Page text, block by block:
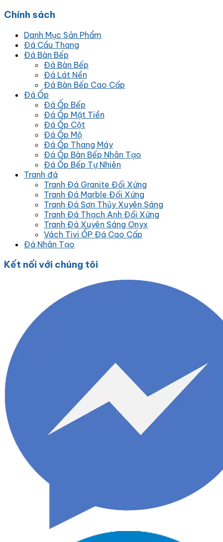
Chính sách
Danh Mục Sản Phẩm
Đá Cầu Thang
Đá Bàn Bếp
Đá Bàn Bếp
Đá Lát Nền
Đá Bàn Bếp Cao Cấp
Đá Ốp
Đá Ốp Bếp
Đá Ốp Mặt Tiền
Đá Ốp Cột
Đá Ốp Mộ
Đá Ốp Thang Máy
Đá Ốp Bàn Bếp Nhân Tạo
Đá Ốp Bếp Tự Nhiên
Tranh đá
Tranh Đá Granite Đối Xứng
Tranh Đá Marble Đối Xứng
Tranh Đá Sơn Thủy Xuyên Sáng
Tranh Đá Thạch Anh Đối Xứng
Tranh Đá Xuyên Sáng Onyx
Vách Tivi ỐP Đá Cao Cấp
Đá Nhân Tạo
Kết nối với chúng tôi